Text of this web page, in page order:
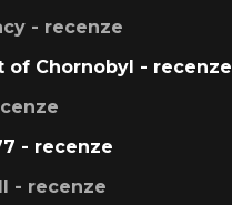
- recenze
of Chornobyl - recenze
- recenze
- recenze